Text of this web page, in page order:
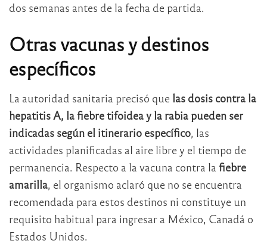
dos semanas antes de la fecha de partida.
Otras vacunas y destinos
específicos
La autoridad sanitaria precisó que las dosis contra la
hepatitis A, la fiebre tifoidea y la rabia pueden ser
indicadas según el itinerario específico, las
actividades planificadas al aire libre y el tiempo de
permanencia. Respecto a la vacuna contra la fiebre
amarilla, el organismo aclaró que no se encuentra
recomendada para estos destinos ni constituye un
requisito habitual para ingresar a México, Canadá o
Estados Unidos.